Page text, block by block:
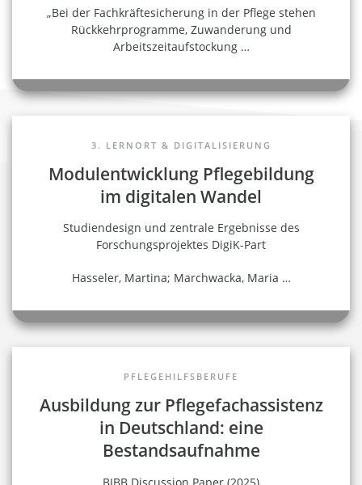
„Bei der Fachkräftesicherung in der Pflege stehen
Rückkehrprogramme, Zuwanderung und
Arbeitszeitaufstockung…
3. LERNORT & DIGITALISIERUNG
Modulentwicklung Pflegebildung
im digitalen Wandel
Studiendesign und zentrale Ergebnisse des
Forschungsprojektes DigiK-Part
Hasseler, Martina; Marchwacka, Maria …
PFLEGEHILFSBERUFE
Ausbildung zur Pflegefachassistenz
in Deutschland: eine
Bestandsaufnahme
BIBB Discussion Paper (2025)